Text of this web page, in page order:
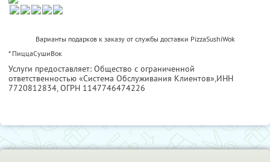
Варианты подарков к заказу от службы доставки PizzaSushiWok
* ПиццаСушиВок
Услуги предоставляет: Общество с ограниченной
ответственностью «Система Обслуживания Клиентов»,ИНН
7720812834, ОГРН 1147746474226